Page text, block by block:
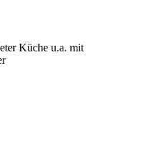
Küche u.a. mit